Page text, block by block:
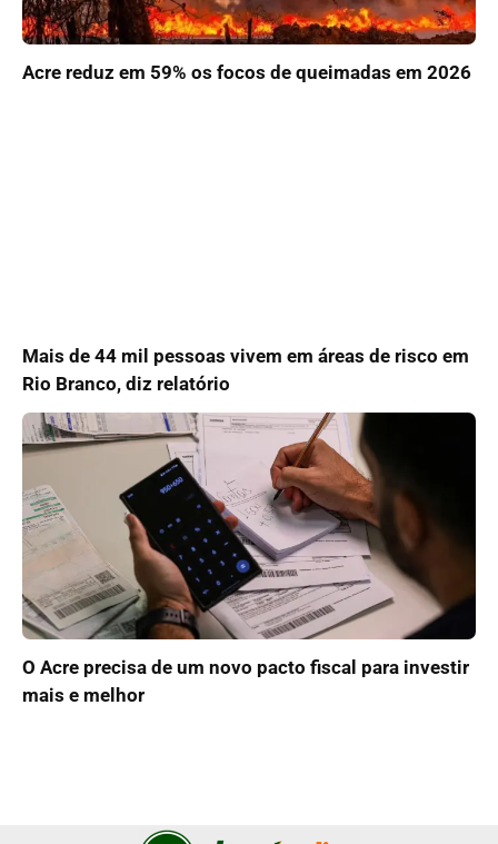
Acre reduz em 59% os focos de queimadas em 2026
Mais de 44 mil pessoas vivem em áreas de risco em
Rio Branco, diz relatório
O Acre precisa de um novo pacto fiscal para investir
mais e melhor